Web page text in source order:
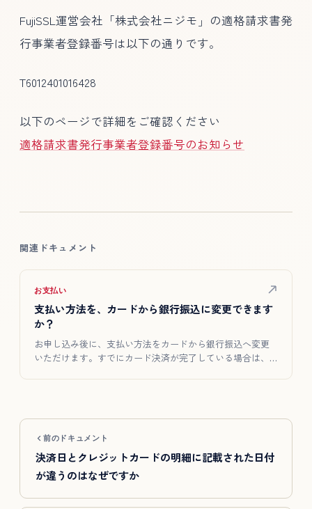
FujiSSL運営会社「株式会社ニジモ」の適格請求書発
行事業者登録番号は以下の通りです。
T6012401016428
以下のページで詳細をご確認ください
適格請求書発行事業者登録番号のお知らせ
関連ドキュメント
お支払い
支払い方法を、カードから銀行振込に変更できます
か？
お申し込み後に、支払い方法をカードから銀行振込へ変更
いただけます。すでにカード決済が完了している場合は、
前のドキュメント
決済日とクレジットカードの明細に記載された日付
が違うのはなぜですか